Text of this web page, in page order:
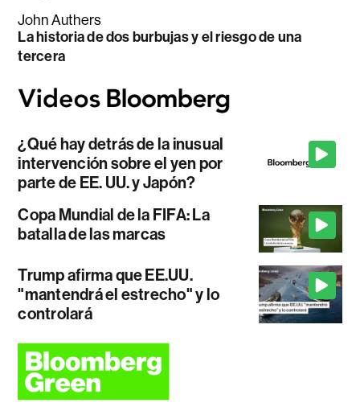
John Authers
La historia de dos burbujas y el riesgo de una
tercera
¿Qué hay detrás de la inusual
intervención sobre el yen por
parte de EE. UU. y Japón?
Copa Mundial de la FIFA: La
batalla de las marcas
Trump afirma que EE.UU.
"mantendrá el estrecho" y lo
controlará